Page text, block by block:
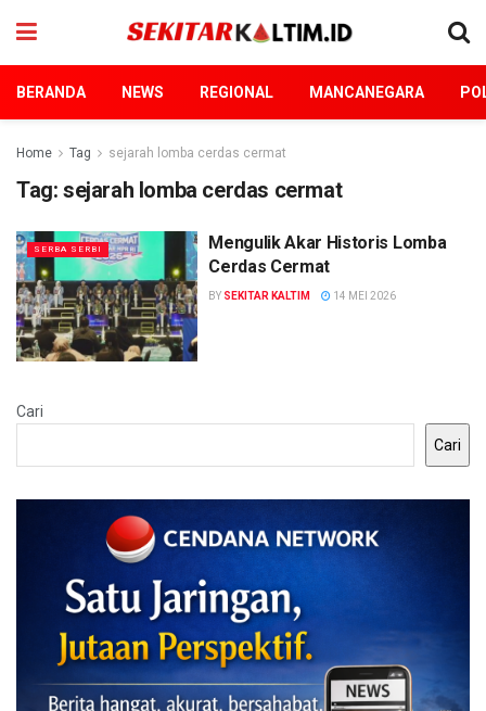
BERANDA NEWS REGIONAL MANCANEGARA
Home Tag sejarah lomba cerdas cermat
Tag: sejarah lomba cerdas cermat
SERBA SERBI
Mengulik Akar Historis Lomba
Cerdas Cermat
BY SEKITAR KALTIM 14 MEI 2026
Cari
Cari